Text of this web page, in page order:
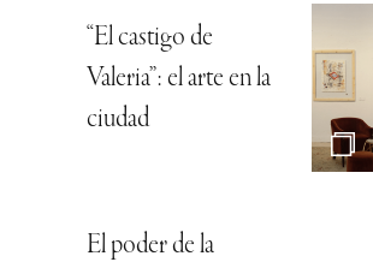
“El castigo de
Valeria”: el arte en la
ciudad
El poder de la